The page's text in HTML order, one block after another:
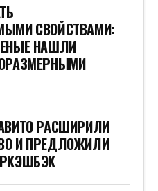
СВОЙСТВАМИ:
НАШЛИ
РАСШИРИЛИ
И ПРЕДЛОЖИЛИ